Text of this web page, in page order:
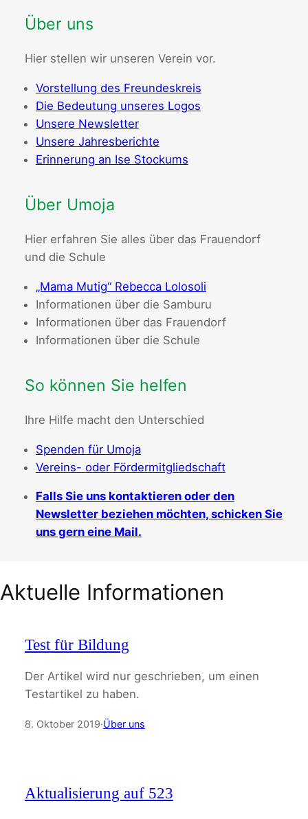
Über uns
Hier stellen wir unseren Verein vor.
Vorstellung des Freundeskreis
Die Bedeutung unseres Logos
Unsere Newsletter
Unsere Jahresberichte
Erinnerung an Ise Stockums
Über Umoja
Hier erfahren Sie alles über das Frauendorf
und die Schule
„Mama Mutig“ Rebecca Lolosoli
Informationen über die Samburu
Informationen über das Frauendorf
Informationen über die Schule
So können Sie helfen
Ihre Hilfe macht den Unterschied
Spenden für Umoja
Vereins- oder Fördermitgliedschaft
Falls Sie uns kontaktieren oder den
Newsletter beziehen möchten, schicken Sie
uns gern eine Mail.
Aktuelle Informationen
Test für Bildung
Der Artikel wird nur geschrieben, um einen
Testartikel zu haben.
8. Oktober 2019·Über uns
Aktualisierung auf 523